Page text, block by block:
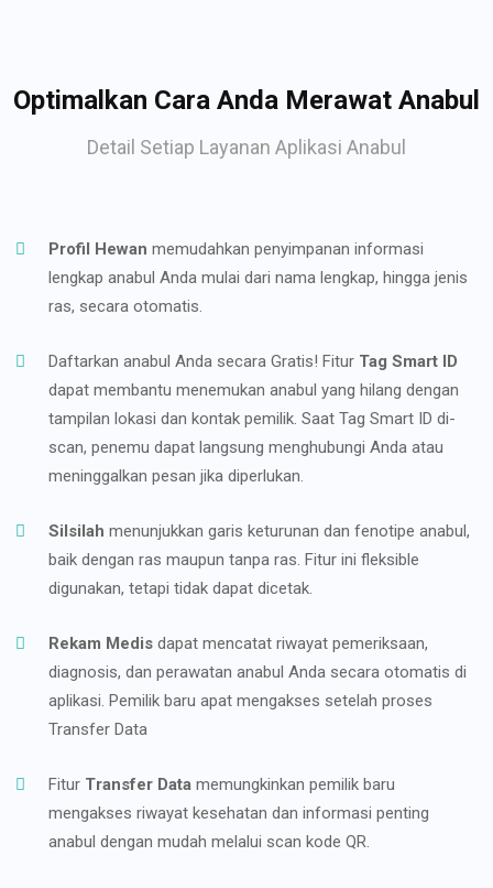
Optimalkan Cara Anda Merawat Anabul
Detail Setiap Layanan Aplikasi Anabul
Profil Hewan memudahkan penyimpanan informasi
lengkap anabul Anda mulai dari nama lengkap, hingga jenis
ras, secara otomatis.
Daftarkan anabul Anda secara Gratis! Fitur Tag Smart ID
dapat membantu menemukan anabul yang hilang dengan
tampilan lokasi dan kontak pemilik. Saat Tag Smart ID di-
scan, penemu dapat langsung menghubungi Anda atau
meninggalkan pesan jika diperlukan.
Silsilah menunjukkan garis keturunan dan fenotipe anabul,
baik dengan ras maupun tanpa ras. Fitur ini fleksible
digunakan, tetapi tidak dapat dicetak.
Rekam Medis dapat mencatat riwayat pemeriksaan,
diagnosis, dan perawatan anabul Anda secara otomatis di
aplikasi. Pemilik baru apat mengakses setelah proses
Transfer Data
Fitur Transfer Data memungkinkan pemilik baru
mengakses riwayat kesehatan dan informasi penting
anabul dengan mudah melalui scan kode QR.